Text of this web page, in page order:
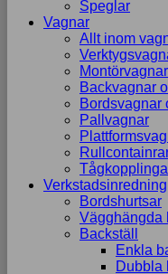
Speglar
Vagnar
Allt inom
Montörvagnar
Backvagnar
Bordsvagnar
Pallvagnar
Verkstadsinredning
Bordshurtsar
Vägghängda
Backställ
Enkla
Dubbla